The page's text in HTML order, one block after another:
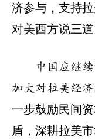
济参与，支持
对美西方说三道
中国应继
加大对拉美经
一步鼓励民间
盾，深耕拉美